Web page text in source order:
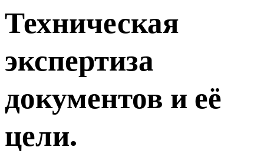
Техническая
экспертиза
документов и её
цели.